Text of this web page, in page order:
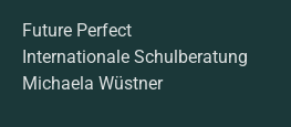
Future Perfect
Internationale Schulberatung
Michaela Wüstner